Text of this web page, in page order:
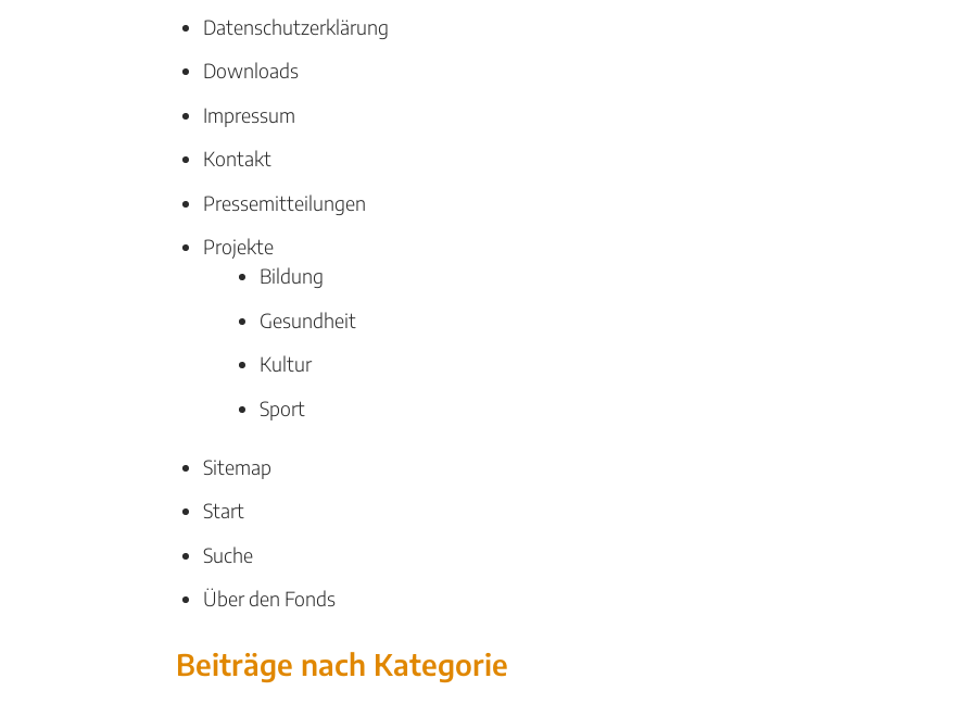
Datenschutzerklärung
Downloads
Impressum
Kontakt
Pressemitteilungen
Projekte
Bildung
Gesundheit
Kultur
Sport
Sitemap
Start
Suche
Über den Fonds
Beiträge nach Kategorie